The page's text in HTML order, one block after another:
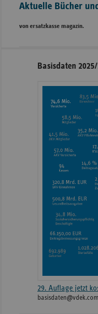
Aktuelle Bücher
von ersatzkasse magazin.
Seitennavigation
Seitenleiste
Informationen
Basisdaten
29. Auflage jetzt
basisdaten@vdek.com